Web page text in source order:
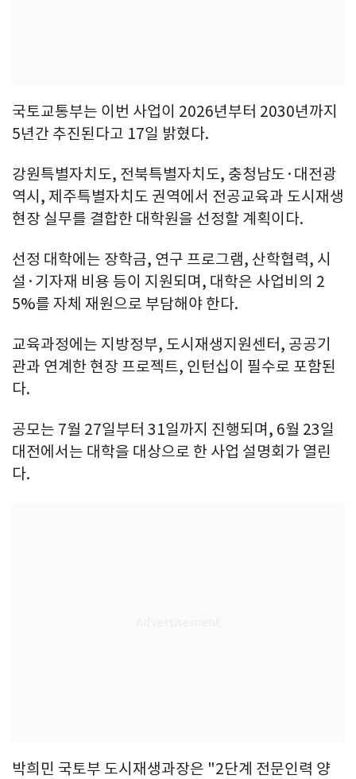
국토교통부는 이번 사업이 2026년부터 2030년까지
5년간 추진된다고 17일 밝혔다.
강원특별자치도, 전북특별자치도, 충청남도·대전광
역시, 제주특별자치도 권역에서 전공교육과 도시재생
현장 실무를 결합한 대학원을 선정할 계획이다.
선정 대학에는 장학금, 연구 프로그램, 산학협력, 시
설·기자재 비용 등이 지원되며, 대학은 사업비의 2
5%를 자체 재원으로 부담해야 한다.
교육과정에는 지방정부, 도시재생지원센터, 공공기
관과 연계한 현장 프로젝트, 인턴십이 필수로 포함된
다.
공모는 7월 27일부터 31일까지 진행되며, 6월 23일
대전에서는 대학을 대상으로 한 사업 설명회가 열린
다.
박희민 국토부 도시재생과장은 "2단계 전문인력 양